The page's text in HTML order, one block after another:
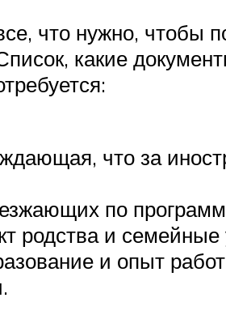
что нужно, чтобы
какие
что за
по
и семейные
и опыт